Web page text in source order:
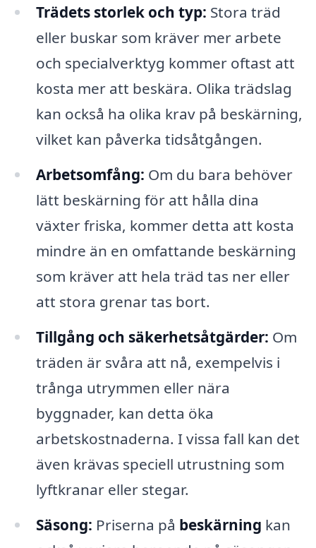
Trädets storlek och typ: Stora träd
eller buskar som kräver mer arbete
och specialverktyg kommer oftast att
kosta mer att beskära. Olika trädslag
kan också ha olika krav på beskärning,
vilket kan påverka tidsåtgången.
Arbetsomfång: Om du bara behöver
lätt beskärning för att hålla dina
växter friska, kommer detta att kosta
mindre än en omfattande beskärning
som kräver att hela träd tas ner eller
att stora grenar tas bort.
Tillgång och säkerhetsåtgärder: Om
träden är svåra att nå, exempelvis i
trånga utrymmen eller nära
byggnader, kan detta öka
arbetskostnaderna. I vissa fall kan det
även krävas speciell utrustning som
lyftkranar eller stegar.
Säsong: Priserna på beskärning kan